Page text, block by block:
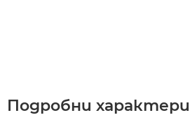
Подробни